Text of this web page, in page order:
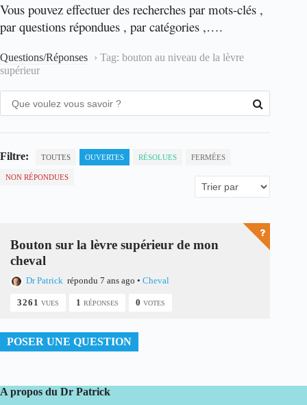
Vous pouvez effectuer des recherches par mots-clés ,
par questions répondues , par catégories ,….
Questions/Réponses › Tag: bouton au niveau de la lèvre
supérieur
Filtre: TOUTES OUVERTES RÉSOLUES FERMÉES
NON RÉPONDUES
Bouton sur la lèvre supérieur de mon
cheval
Dr Patrick répondu 7 ans ago • Cheval
3261 VUES 1 RÉPONSES 0 VOTES
POSER UNE QUESTION
A propos du Dr Patrick